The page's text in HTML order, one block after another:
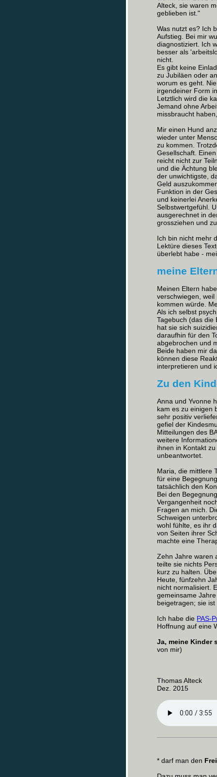
Alteck, sie waren
geblieben ist."
Was nutzt es? Ich
Aufstieg. Bei mir
diagnostiziert. Ich
besser als
nicht.
Es gibt keine
zu Jubiläen oder
worum es geht.
irgendeiner Form
Letztlich wird die
Jemand ohne
missbraucht
Mir einen Hund
wieder unter
zu kommen.
Gesellschaft.
reicht nicht zur
und die Ächtung
der unwichtigste,
Geld
Funktion in der
und keinerlei
Selbstwertgefühl.
ausgerechnet in
grossziehen und
Ich bin nicht mehr
Lektüre dieses
überlebt habe -
meine
Meinen Eltern
verschwiegen,
kommen würde.
Als ich selbst
Tagebuch (das die
hat sie sich
daraufhin für den
abgebrochen und
Beide haben mir
können diese
interpretieren und
Zu den
Anna und Yvonne
kam es zu einigen
sehr positiv
gefiel der
Mitteilungen des
weitere
ihnen in Kontakt
unbeantwortet.
Maria, die mittlere
für eine
tatsächlich den
Bei den
Vergangenheit
Fragen an mich.
Schweigen
wohl fühlte, es ihr
von Seiten ihrer
machte eine
Zehn Jahre waren
teilte sie nichts
kurz zu halten.
Heute, fünfzehn
nicht normalisiert.
gemeinsame
beigetragen; sie
Ich habe die PAS-
Hoffnung auf eine
Ja, meine Kinder
von mir)
Thomas Alteck
Dez. 2015
* darf man den